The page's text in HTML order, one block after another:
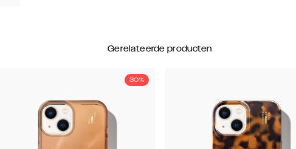
Gerelateerde producten
30%